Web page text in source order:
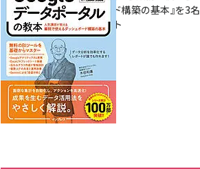
ダッシュボード構築の基本』を3名
様にプレゼント
7月31日 10:00